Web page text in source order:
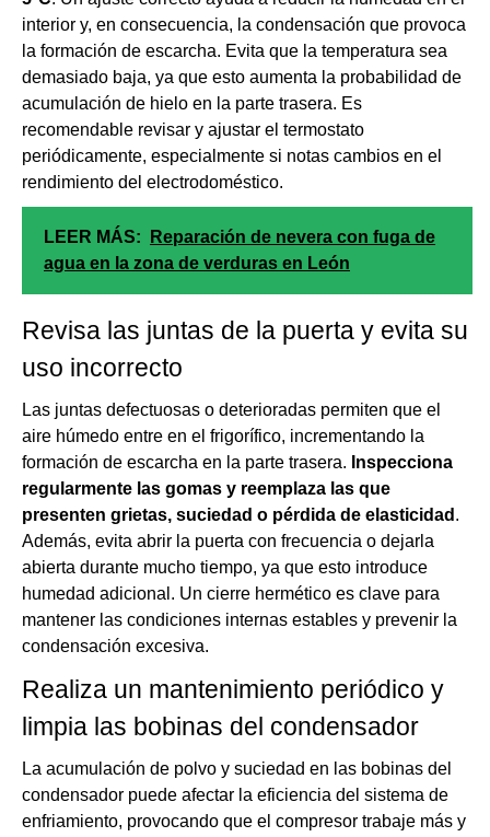
interior y, en consecuencia, la condensación que provoca
la formación de escarcha. Evita que la temperatura sea
demasiado baja, ya que esto aumenta la probabilidad de
acumulación de hielo en la parte trasera. Es
recomendable revisar y ajustar el termostato
periódicamente, especialmente si notas cambios en el
rendimiento del electrodoméstico.
LEER MÁS:
Reparación de nevera con fuga de
agua en la zona de verduras en León
Revisa las juntas de la puerta y evita su
uso incorrecto
Las juntas defectuosas o deterioradas permiten que el
aire húmedo entre en el frigorífico, incrementando la
formación de escarcha en la parte trasera. Inspecciona
regularmente las gomas y reemplaza las que
presenten grietas, suciedad o pérdida de elasticidad .
Además, evita abrir la puerta con frecuencia o dejarla
abierta durante mucho tiempo, ya que esto introduce
humedad adicional. Un cierre hermético es clave para
mantener las condiciones internas estables y prevenir la
condensación excesiva.
Realiza un mantenimiento periódico y
limpia las bobinas del condensador
La acumulación de polvo y suciedad en las bobinas del
condensador puede afectar la eficiencia del sistema de
enfriamiento, provocando que el compresor trabaje más y